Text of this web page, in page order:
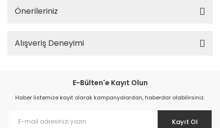
Önerileriniz
Alışveriş Deneyimi
E-Bülten'e Kayıt Olun
Haber listemize kayıt olarak kampanyalardan, haberdar olabilirsiniz.
Kayıt Ol